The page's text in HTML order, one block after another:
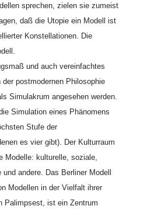
sprechen, zielen sie zumeist
daß die Utopie ein Modell ist
Konstellationen. Die
und auch vereinfachtes
postmodernen Philosophie
Simulakrum angesehen werden.
Simulation eines Phänomens
Stufe der
es vier gibt). Der Kulturraum
Modelle: kulturelle, soziale,
andere. Das Berliner Modell
Modellen in der Vielfalt ihrer
Palimpsest, ist ein Zentrum